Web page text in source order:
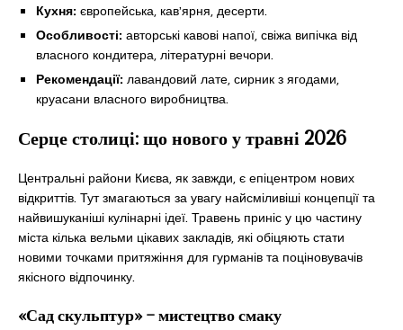
Кухня:європейська, кав’ярня, десерти.
Особливості:авторські кавові напої, свіжа випічка від
власного кондитера, літературні вечори.
Рекомендації:лавандовий лате, сирник з ягодами,
круасани власного виробництва.
Серце столиці: що нового у травні 2026
Центральні райони Києва, як завжди, є епіцентром нових
відкриттів. Тут змагаються за увагу найсміливіші концепції та
найвишуканіші кулінарні ідеї. Травень приніс у цю частину
міста кілька вельми цікавих закладів, які обіцяють стати
новими точками притяжіння для гурманів та поціновувачів
якісного відпочинку.
«Сад скульптур» – мистецтво смаку